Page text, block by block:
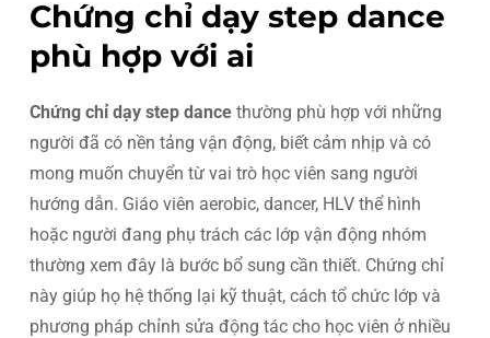
Chứng chỉ dạy step dance
phù hợp với ai
Chứng chỉ dạy step dance thường phù hợp với những
người đã có nền tảng vận động, biết cảm nhịp và có
mong muốn chuyển từ vai trò học viên sang người
hướng dẫn. Giáo viên aerobic, dancer, HLV thể hình
hoặc người đang phụ trách các lớp vận động nhóm
thường xem đây là bước bổ sung cần thiết. Chứng chỉ
này giúp họ hệ thống lại kỹ thuật, cách tổ chức lớp và
phương pháp chỉnh sửa động tác cho học viên ở nhiều